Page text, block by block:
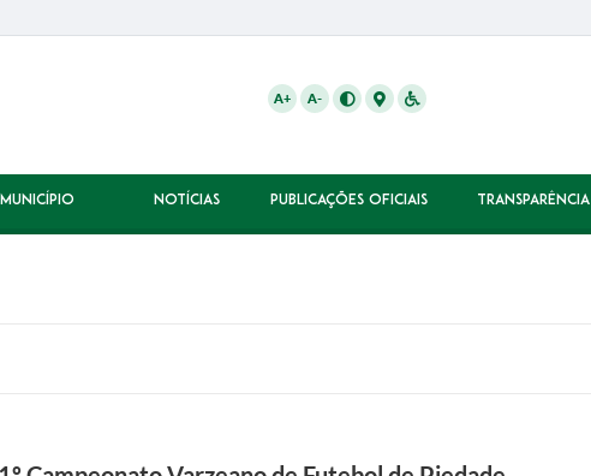
A+ A-
NOTÍCIAS PUBLICAÇÕES OFICIAIS TRANSPARÊNCIA